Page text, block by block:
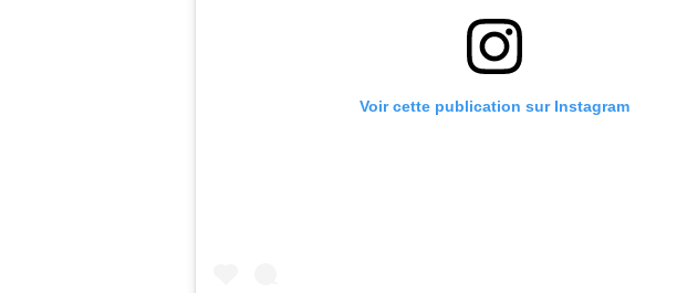
Voir cette publication sur Instagram